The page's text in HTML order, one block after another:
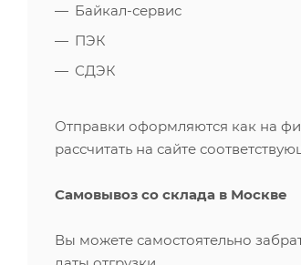
Байкал-сервис
ПЭК
СДЭК
Отправки оформляются как на
рассчитать на сайте
Самовывоз со склада в Москве
Вы можете самостоятельно